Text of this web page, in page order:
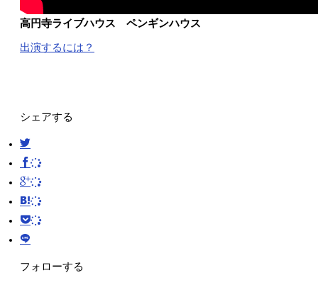
高円寺ライブハウス ペンギンハウス
出演するには？
シェアする
フォローする